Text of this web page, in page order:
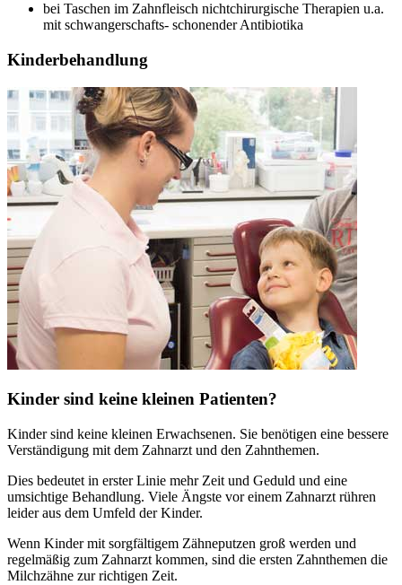
bei Taschen im Zahnfleisch nichtchirurgische Therapien u.a.
mit schwangerschafts- schonender Antibiotika
Kinderbehandlung
Kinder sind keine kleinen Patienten?
Kinder sind keine kleinen Erwachsenen. Sie benötigen eine bessere
Verständigung mit dem Zahnarzt und den Zahnthemen.
Dies bedeutet in erster Linie mehr Zeit und Geduld und eine
umsichtige Behandlung. Viele Ängste vor einem Zahnarzt rühren
leider aus dem Umfeld der Kinder.
Wenn Kinder mit sorgfältigem Zähneputzen groß werden und
regelmäßig zum Zahnarzt kommen, sind die ersten Zahnthemen die
Milchzähne zur richtigen Zeit.